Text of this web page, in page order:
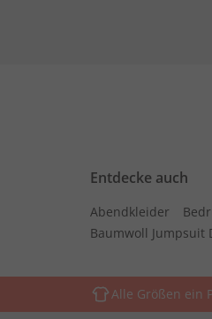
Entdecke auch
Abendkleider
Baumwoll Jumpsuit
Alle Größen ein